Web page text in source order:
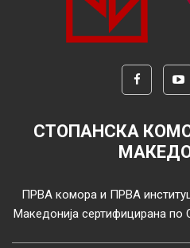
СТОПАНСКА
ПРВА комора и ПРВА
Македонија сертифицирана